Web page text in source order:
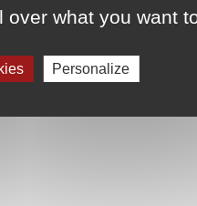
what you want
Personalize